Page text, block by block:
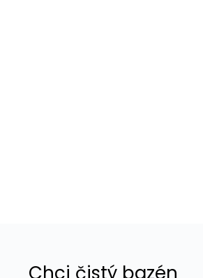
Chci čistý bazén